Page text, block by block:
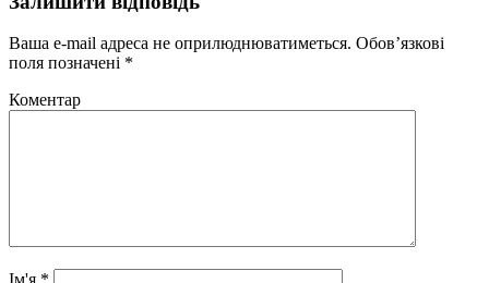
Ваша e-mail адреса не оприлюднюватиметься. Обов’язкові
поля позначені *
Коментар